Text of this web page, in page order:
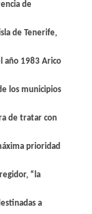
de
de Tenerife,
año 1983 Arico
los municipios
de tratar con
prioridad
“la
a